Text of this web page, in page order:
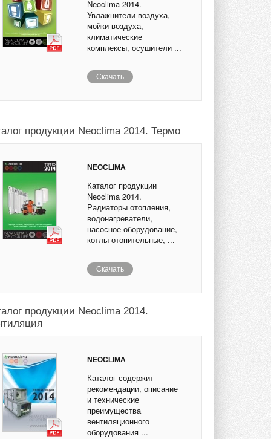
Neoclima 2014.
Увлажнители воздуха,
мойки воздуха,
климатические
комплексы, осушители ...
Скачать
продукции Neoclima 2014. Термо
NEOCLIMA
Каталог продукции
Neoclima 2014.
Радиаторы отопления,
водонагреватели,
насосное оборудование,
котлы отопительные, ...
Скачать
продукции Neoclima 2014.
NEOCLIMA
Каталог содержит
рекомендации, описание
и технические
преимущества
вентиляционного
оборудования ...